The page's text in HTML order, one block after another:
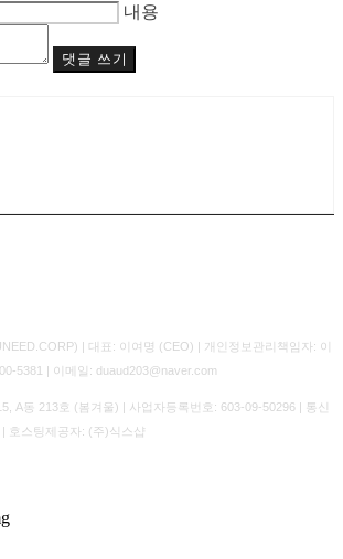
내용
댓글 쓰기
| 대표: 이여명 (CEO) | 개인정보관리책임자: 이
5381 | 이메일: duaud203@naver.com
A동 213호 (봄겨울) | 사업자등록번호: 603-09-50296 | 통신
| 호스팅제공자: (주)식스샵